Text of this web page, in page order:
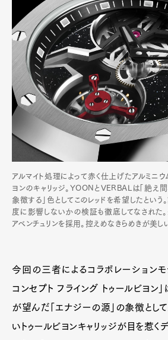
アルマイト処理によって赤く仕上げたアルミニウ
ヨンのキャリッジ。YOONとVERBALは「絶え
象徴する」色としてこのレッドを希望したとい
度に影響しないかの検証も徹底してなされた
アベンチュリンを採用。控えめなきらめきが美しい
今回の三者によるコラボレーションモ
コンセプト フライング トゥールビヨン
が望んだ「エナジーの源」の象徴とし
いトゥールビヨンキャリッジが目を惹く